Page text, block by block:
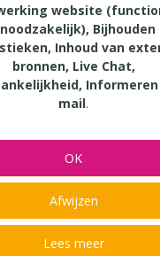
website
Bijhouden
Inhoud van
bronnen, Live Chat,
Informeren
mail.
OK
Afwijzen
Lees meer